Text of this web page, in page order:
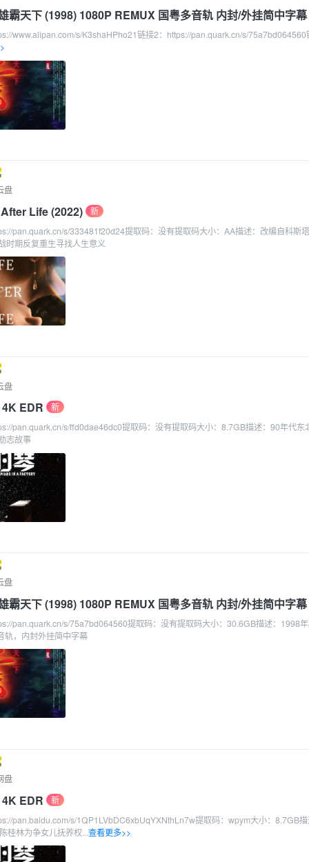
功能,更换新光标
用户了
复结果归类)
整
霸天下 (1998) 1080P REMUX 国粤多音轨 内封/外挂简中字幕
www.alipan.com/s/K3shaHPho21链接2：https://pan.quark.cn/s/75a7bd064560
盘
Life (2022)
新
pan.quark.cn/s/333481f20d24提取码：没有提取码大小：AA描述：改编自科斯
时期反复重生寻找人生意义
盘
EDR
新
pan.quark.cn/s/ffd0dae46dc0提取码：没有提取码大小：8.7GB描述：90年代东
志故事
盘
霸天下 (1998) 1080P REMUX 国粤多音轨 内封/外挂简中字幕
pan.quark.cn/s/75a7bd064560提取码：没有提取码大小：30.6GB描述：1998
轨，内封外挂简中字幕
盘
EDR
新
pan.baidu.com/s/1QP1LVbDC6xbUqYXNthLn7w提取码：wpym大小：8.7GB
桂林为争女儿抚养权...查看更多>>